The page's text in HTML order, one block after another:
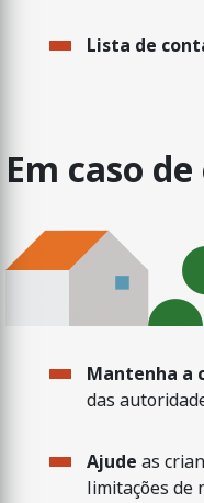
Lista de
Em caso
Mantenha a
das
Ajude as
limitações de